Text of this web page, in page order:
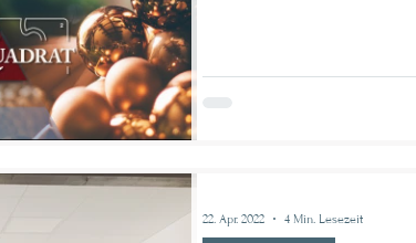
22. Apr. 2022 4 Min. Lesezeit